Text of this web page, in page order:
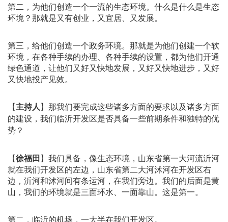
第二，为他们创造一个一流的生态环境。什么是什么是生态
环境？那就是又有创业，又宜居、又发展。
第三，给他们创造一个政务环境。那就是为他们创建一个软
环境，在各种手续的办理、各种手续的设置，都为他们开通
绿色通道，让他们又好又快地发展，又好又快地进步，又好
又快地投产见效。
【主持人】 那我们要完成这些诸多方面的要求以及诸多方面
的建设，我们临沂开发区是否具备一些前期条件和独特的优
势？
【徐福田】我们具备，像生态环境，山东省第一大河流沂河
就在我们开发区的左边，山东省第二大河沭河在开发区右
边，沂河和沭河间有条运河，在我们旁边。我们的后面是黄
山，我们的环境就是三面环水、一面靠山。这是第一。
第二，临沂的机场，一大半在我们开发区。